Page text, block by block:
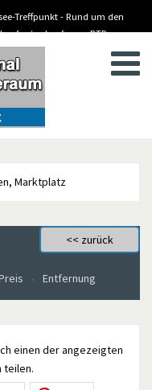
Treffpunkt - Rund um den
verkaufen
BTP -
Marktplatz
Entfernung
einen der angezeigten
teilen.